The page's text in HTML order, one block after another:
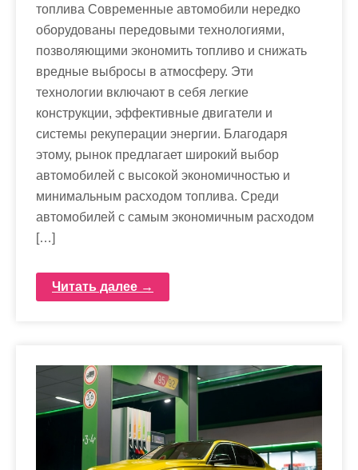
топлива Современные автомобили нередко
оборудованы передовыми технологиями,
позволяющими экономить топливо и снижать
вредные выбросы в атмосферу. Эти
технологии включают в себя легкие
конструкции, эффективные двигатели и
системы рекуперации энергии. Благодаря
этому, рынок предлагает широкий выбор
автомобилей с высокой экономичностью и
минимальным расходом топлива. Среди
автомобилей с самым экономичным расходом
[…]
Читать далее →